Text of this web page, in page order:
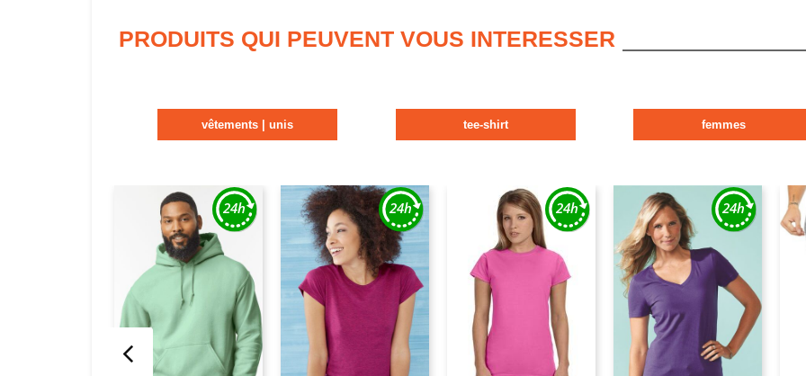
PRODUITS QUI PEUVENT VOUS INTERESSER
vêtements | unis tee-shirt femmes